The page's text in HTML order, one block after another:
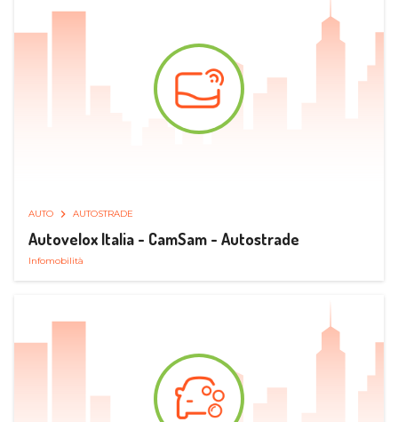
AUTO AUTOSTRADE
Autovelox Italia - CamSam - Autostrade
Infomobilità